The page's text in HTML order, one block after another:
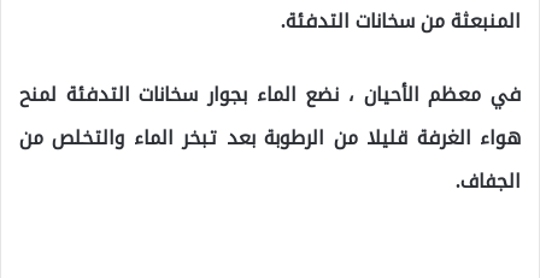
المنبعثة من سخانات التدفئة.
في معظم الأحيان ، نضع الماء بجوار سخانات التدفئة لمنح
هواء الغرفة قليلا من الرطوبة بعد تبخر الماء والتخلص من
الجفاف.